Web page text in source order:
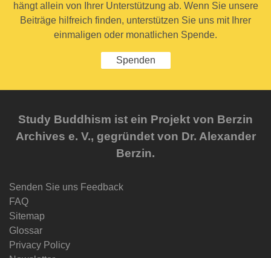
hängt allein von Ihrer Unterstützung ab. Wenn Sie unsere
Beiträge hilfreich finden, unterstützen Sie uns mit Ihrer
einmaligen oder monatlichen Spende.
Spenden
Study Buddhism ist ein Projekt von Berzin
Archives e. V., gegründet von Dr. Alexander
Berzin.
Senden Sie uns Feedback
FAQ
Sitemap
Glossar
Privacy Policy